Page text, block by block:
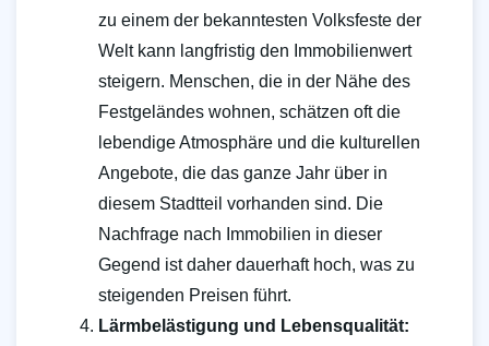
zu einem der bekanntesten Volksfeste der
Welt kann langfristig den Immobilienwert
steigern. Menschen, die in der Nähe des
Festgeländes wohnen, schätzen oft die
lebendige Atmosphäre und die kulturellen
Angebote, die das ganze Jahr über in
diesem Stadtteil vorhanden sind. Die
Nachfrage nach Immobilien in dieser
Gegend ist daher dauerhaft hoch, was zu
steigenden Preisen führt.
Lärmbelästigung und Lebensqualität: